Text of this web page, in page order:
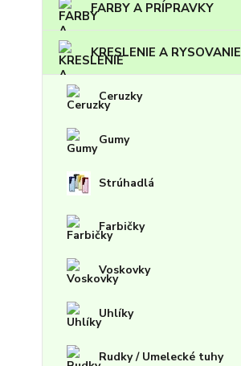
FARBY A PRÍPRAVKY
KRESLENIE A RYSOVANIE
Ceruzky
Gumy
Strúhadlá
Farbičky
Voskovky
Uhlíky
Rudky / Umelecké tuhy